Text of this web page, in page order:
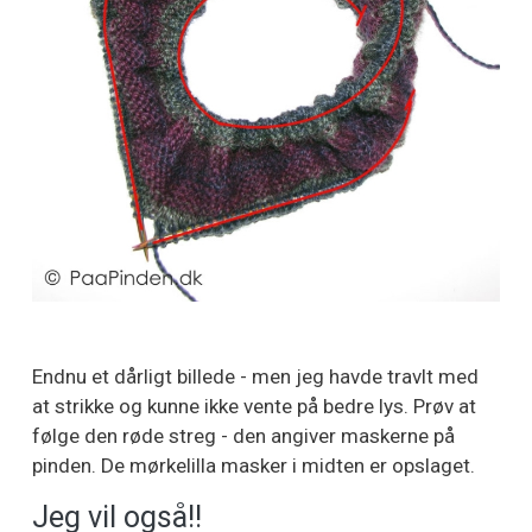
Endnu et dårligt billede - men jeg havde travlt med
at strikke og kunne ikke vente på bedre lys. Prøv at
følge den røde streg - den angiver maskerne på
pinden. De mørkelilla masker i midten er opslaget.
Jeg vil også!!